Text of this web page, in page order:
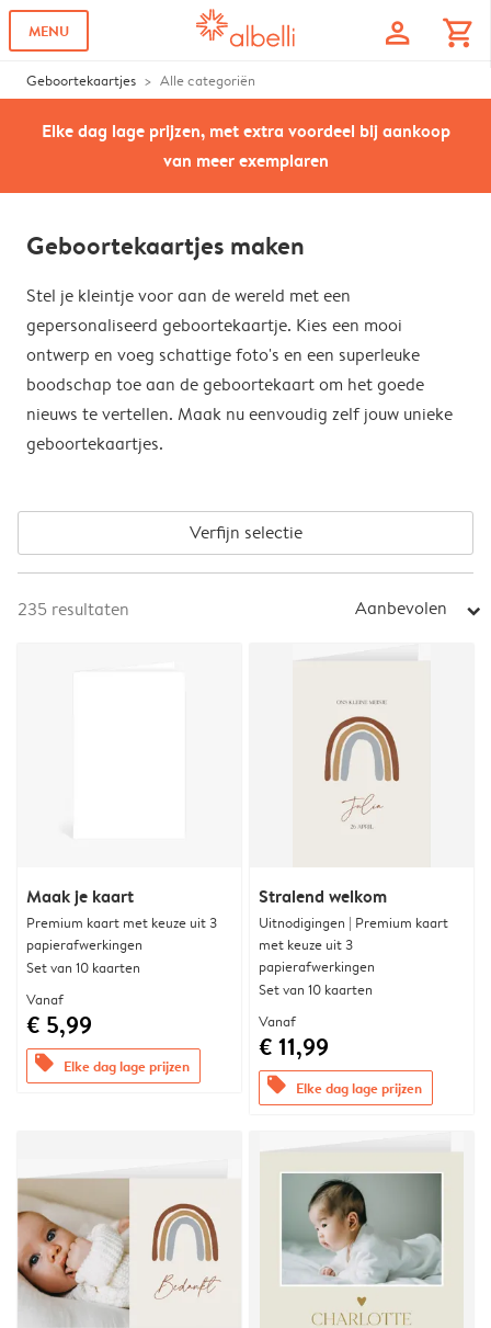
MENU profile shopping_cart
Geboortekaartjes Alle categoriën
Elke dag lage prijzen, met extra voordeel bij aankoop
van meer exemplaren
Geboortekaartjes maken
Stel je kleintje voor aan de wereld met een
gepersonaliseerd geboortekaartje. Kies een mooi
ontwerp en voeg schattige foto's en een superleuke
boodschap toe aan de geboortekaart om het goede
nieuws te vertellen. Maak nu eenvoudig zelf jouw unieke
geboortekaartjes.
Verfijn selectie
235 resultaten Aanbevolen arrow_right
Maak je kaart
Premium kaart met keuze uit 3
papierafwerkingen
Set van 10 kaarten
Vanaf
€ 5,99
offers Elke dag lage prijzen
Stralend welkom
Uitnodigingen | Premium kaart
met keuze uit 3
papierafwerkingen
Set van 10 kaarten
Vanaf
€ 11,99
offers Elke dag lage prijzen